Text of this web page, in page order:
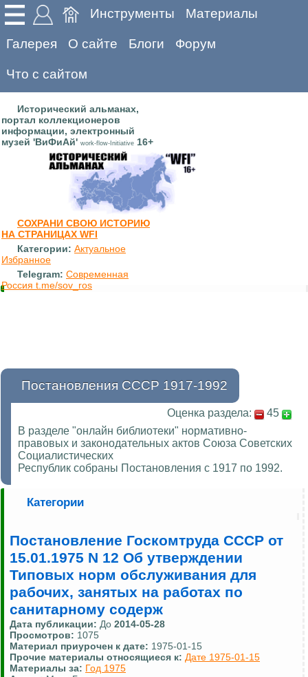
Инструменты Материалы
Галерея О сайте Блоги Форум
Что с сайтом
Исторический альманах,
портал коллекционеров
информации, электронный
музей 'ВиФиАй' work-flow-Initiative 16+
СОХРАНИ СВОЮ ИСТОРИЮ
НА СТРАНИЦАХ WFI
Категории: Актуальное
Избранное
Telegram: Современная
Россия t.me/sov_ros
Постановления СССР 1917-1992
Оценка раздела:
45
В разделе "онлайн библиотеки" нормативно-
правовых и законодательных актов Союза Советских
Социалистических
Республик собраны Постановления с 1917 по 1992.
Категории
Постановление Госкомтруда СССР от
15.01.1975 N 12 Об утверждении
Типовых норм обслуживания для
рабочих, занятых на работах по
санитарному содерж
Дата публикации: До 2014-05-28
Просмотров: 1075
Материал приурочен к дате: 1975-01-15
Прочие материалы относящиеся к: Дате 1975-01-15
Материалы за: Год 1975